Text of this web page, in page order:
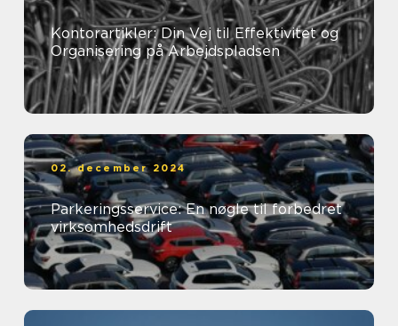
Kontorartikler: Din Vej til Effektivitet og
Organisering på Arbejdspladsen
02. december 2024
Parkeringsservice: En nøgle til forbedret
virksomhedsdrift